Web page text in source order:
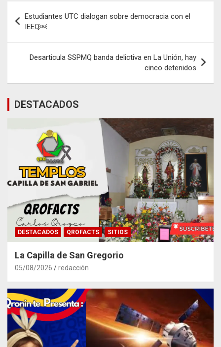
de
entradas
Estudiantes UTC dialogan sobre democracia con el
IEEQ￼
Desarticula SSPMQ banda delictiva en La Unión, hay
cinco detenidos
DESTACADOS
DESTACADOS QROFACTS SITIOS
La Capilla de San Gregorio
05/08/2026 redacción